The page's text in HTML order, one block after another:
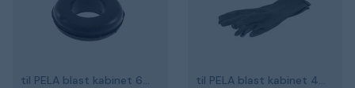
til PELA blast kabinet 63045 til PELA blast kabinet 488498